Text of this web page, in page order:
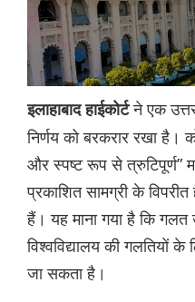
इलाहाबाद हाईकोर्टने एक
निर्णय को बरकरार रखा है।
और स्पष्ट रूप से त्रुटिपूर्ण”
प्रकाशित सामग्री के
हैं। यह माना गया है कि
विश्वविद्यालय की गलतियों के
जा सकता है।